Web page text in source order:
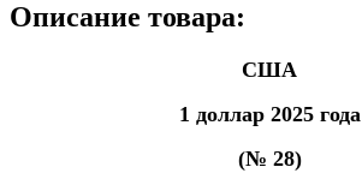
Описание товара:
США
1 доллар 2025 года
(№ 28)